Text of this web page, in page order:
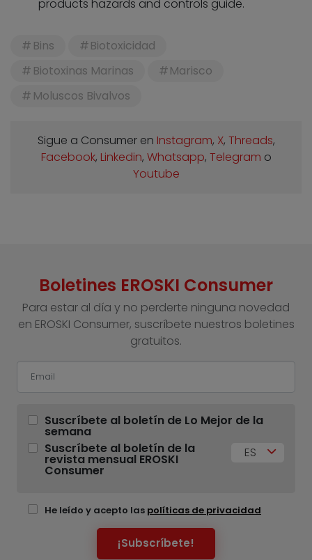
products hazards and controls guide.
Bins
Biotoxicidad
Biotoxinas Marinas
Marisco
Moluscos Bivalvos
Sigue a Consumer en Instagram, X, Threads,
Facebook, Linkedin, Whatsapp, Telegram o
Youtube
Boletines EROSKI Consumer
Para estar al día y no perderte ninguna novedad
en EROSKI Consumer, suscríbete nuestros boletines
gratuitos.
Suscríbete al boletín de Lo Mejor de la
semana
Suscríbete al boletín de la
revista mensual EROSKI
Consumer
ES
He leído y acepto las políticas de privacidad
¡Subscríbete!